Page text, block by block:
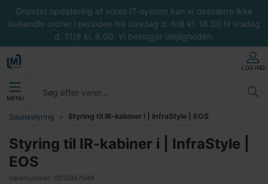
Grundet opdatering af vores IT-system kan vi desværre ikke
behandle ordrer i perioden fra torsdag d. 6/8 kl. 16.00 til tirsdag
d. 11/8 kl. 8.00. Vi beklager ulejligheden.
LOG IND
MENU
Saunastyring Styring til IR-kabiner i | InfraStyle | EOS
Styring til IR-kabiner i | InfraStyle |
EOS
Varenummer: 0515947049